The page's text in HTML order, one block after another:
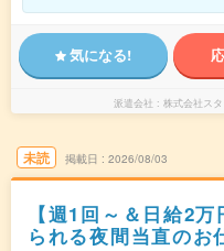
気になる!
派遣会社 株式会社ス
未読 掲載日 2026/08/03
【週1回～＆日給2
られる夜間当直のお